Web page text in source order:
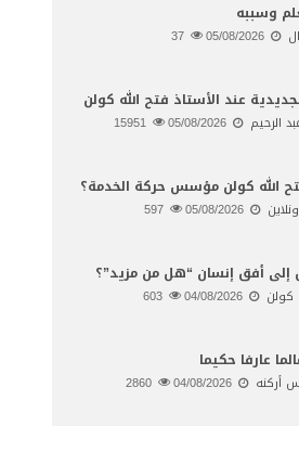
وسببه
05/08/2026
عند الأستاذ فتح الله كولن
الرحيم 05/08/2026
الله كولن مؤسس حركة الخدمة؟
05/08/2026
أفق إنسان “هل من مزيد”؟
كولن 04/08/2026
عارفا حكيما
أركنه 04/08/2026